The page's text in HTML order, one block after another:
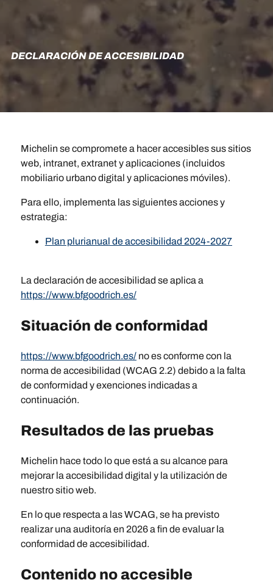
DECLARACIÓN DE ACCESIBILIDAD
Michelin se compromete a hacer accesibles sus sitios
web, intranet, extranet y aplicaciones (incluidos
mobiliario urbano digital y aplicaciones móviles).
Para ello, implementa las siguientes acciones y
estrategia:
Plan plurianual de accesibilidad 2024-2027
La declaración de accesibilidad se aplica a
https://www.bfgoodrich.es/
Situación de conformidad
https://www.bfgoodrich.es/no es conforme con la
norma de accesibilidad (WCAG 2.2) debido a la falta
de conformidad y exenciones indicadas a
continuación.
Resultados de las pruebas
Michelin hace todo lo que está a su alcance para
mejorar la accesibilidad digital y la utilización de
nuestro sitio web.
En lo que respecta a las WCAG, se ha previsto
realizar una auditoría en 2026 a fin de evaluar la
conformidad de accesibilidad.
Contenido no accesible